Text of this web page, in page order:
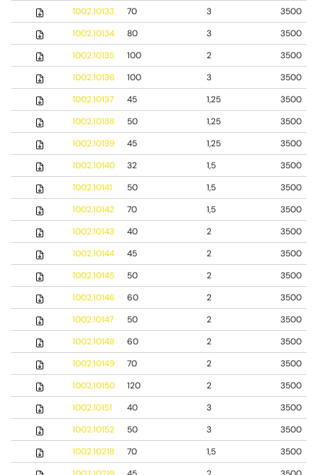
1002.10133
70 3
3500
1002.10134
80 3
3500
1002.10135
100 2
3500
1002.10136
100 3
3500
1002.10137
45 1,25
3500
1002.10138
50 1,25
3500
1002.10139
45 1,25
3500
1002.10140
32 1,5
3500
1002.10141
50 1,5
3500
1002.10142
70 1,5
3500
1002.10143
40 2
3500
1002.10144
45 2
3500
1002.10145
50 2
3500
1002.10146
60 2
3500
1002.10147
50 2
3500
1002.10148
60 2
3500
1002.10149
70 2
3500
1002.10150
120 2
3500
1002.10151
40 3
3500
1002.10152
50 3
3500
1002.10218
70 1,5
3500